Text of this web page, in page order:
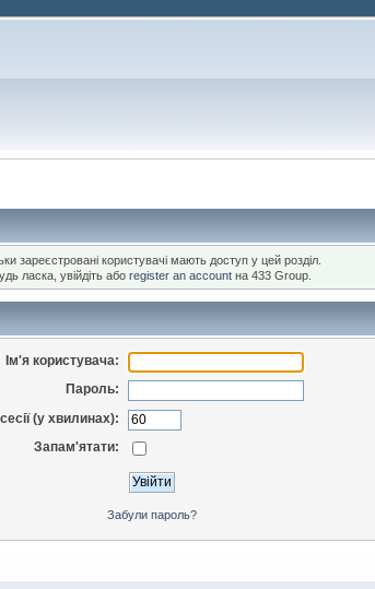
зареєстровані користувачі мають доступ у цей розділ.
ласка, увійдіть абоregister an account на 433 Group.
Ім'я користувача:
Пароль:
(у хвилинах):
Запам'ятати:
Забули пароль?